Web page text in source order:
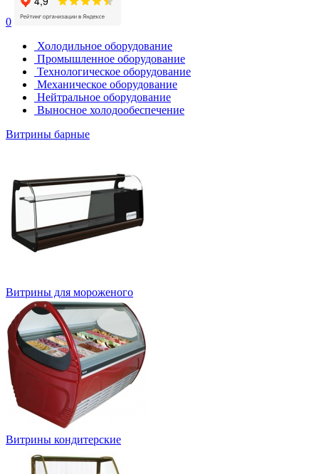
0
Холодильное оборудование
Промышленное оборудование
Технологическое оборудование
Механическое оборудование
Нейтральное оборудование
Выносное холодообеспечение
Витрины барные
Витрины для мороженого
Витрины кондитерские